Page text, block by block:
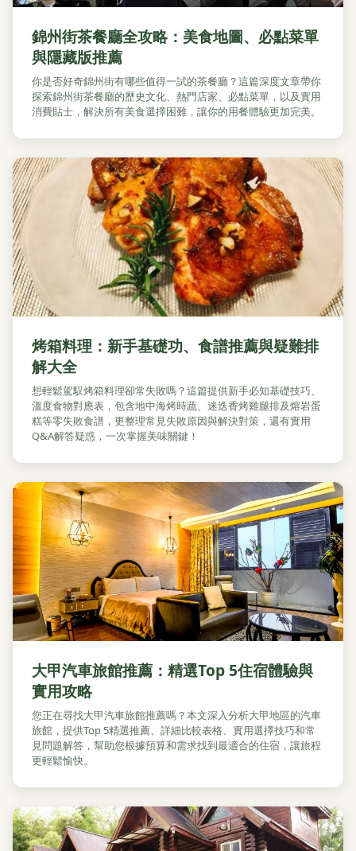
錦州街茶餐廳全攻略：美食地圖、必點菜單
與隱藏版推薦
你是否好奇錦州街有哪些值得一試的茶餐廳？這篇深度文章帶你
探索錦州街茶餐廳的歷史文化、熱門店家、必點菜單，以及實用
消費貼士，解決所有美食選擇困難，讓你的用餐體驗更加完美。
烤箱料理：新手基礎功、食譜推薦與疑難排
解大全
想輕鬆駕馭烤箱料理卻常失敗嗎？這篇提供新手必知基礎技巧、
溫度食物對應表，包含地中海烤時蔬、迷迭香烤雞腿排及熔岩蛋
糕等零失敗食譜，更整理常見失敗原因與解決對策，還有實用
Q&A解答疑惑，一次掌握美味關鍵！
大甲汽車旅館推薦：精選Top 5住宿體驗與
實用攻略
您正在尋找大甲汽車旅館推薦嗎？本文深入分析大甲地區的汽車
旅館，提供Top 5精選推薦、詳細比較表格、實用選擇技巧和常
見問題解答，幫助您根據預算和需求找到最適合的住宿，讓旅程
更輕鬆愉快。